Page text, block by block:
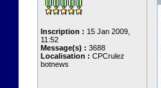
Inscription : 15 Jan 2009,
11:52
Message(s) : 3688
Localisation : CPCrulez
botnews